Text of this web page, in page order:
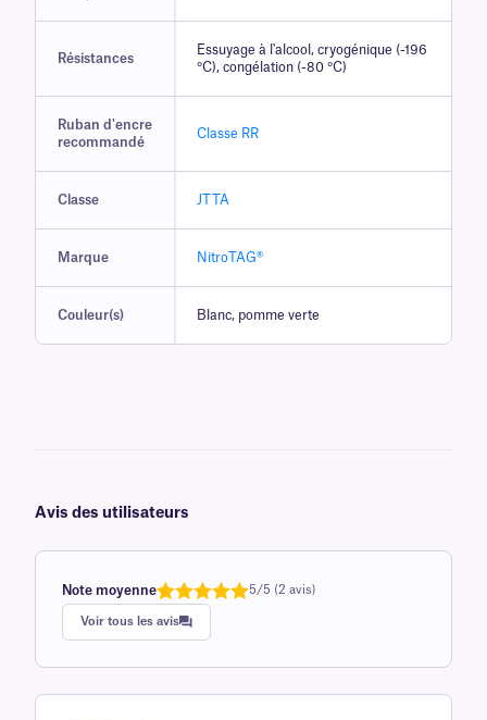
Résistances
Essuyage à l'alcool, cryogénique (-196
°C), congélation (-80 °C)
Ruban d'encre
recommandé
Classe RR
Classe JTTA
Marque NitroTAG®
Couleur(s) Blanc, pomme verte
Avis des utilisateurs
Note moyenne
Note
sur 5
basée sur
1
avis client
5/5 (2 avis)
Voir tous les avis